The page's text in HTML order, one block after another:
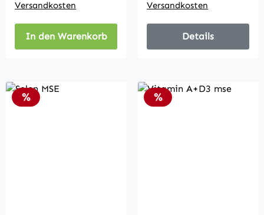
Versandkosten
In den Warenkorb
Versandkosten
Details
Rabatt
% Rabatt
%